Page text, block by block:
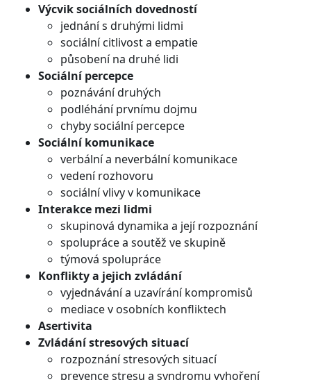
Výcvik sociálních dovedností
jednání s druhými lidmi
sociální citlivost a empatie
působení na druhé lidi
Sociální percepce
poznávání druhých
podléhání prvnímu dojmu
chyby sociální percepce
Sociální komunikace
verbální a neverbální komunikace
vedení rozhovoru
sociální vlivy v komunikace
Interakce mezi lidmi
skupinová dynamika a její rozpoznání
spolupráce a soutěž ve skupině
týmová spolupráce
Konflikty a jejich zvládání
vyjednávání a uzavírání kompromisů
mediace v osobních konfliktech
Asertivita
Zvládání stresových situací
rozpoznání stresových situací
prevence stresu a syndromu vyhoření